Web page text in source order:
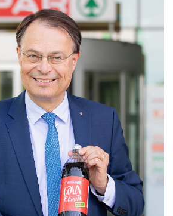
Medienmitteilungen
Mail erhalten? Dann tragen Sie
in unserenPresseverteiler
dass der Presseverteiler
Medienkontakte und nicht für
ist):
Zum Presseverteiler
über aktuelle Aktionen,
attraktive Gewinnspiele uvm.
Sie sich zumSPAR